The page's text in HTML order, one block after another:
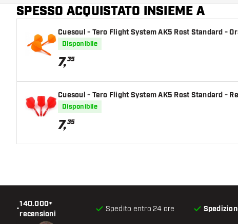
SPESSO ACQUISTATO INSIEME A
Cuesoul - Tero Flight System AK5 Rost Standard -
Disponibile
7,35
Cuesoul - Tero Flight System AK5 Rost Standard -
Disponibile
7,35
•
140.000+
recensioni
Spedito entro 24 ore